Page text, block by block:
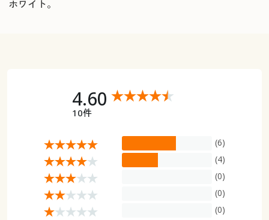
ホワイト。
4.60
10件
(6)
(4)
(0)
(0)
(0)